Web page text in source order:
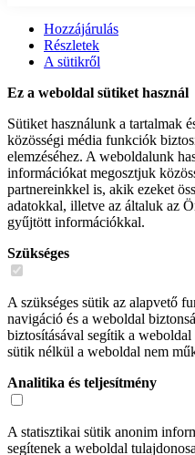
Hozzájárulás
Részletek
A sütikről
Ez a weboldal sütiket használ
Sütiket használunk a tartalmak
közösségi média funkciók
elemzéséhez. A weboldalunk
információkat megosztjuk
partnereinkkel is, akik ezeket
adatokkal, illetve az általuk az
gyűjtött információkkal.
Szükséges
A szükséges sütik az alapvető
navigáció és a weboldal
biztosításával segítik a
sütik nélkül a weboldal nem
Analitika és teljesítmény
A statisztikai sütik anonim
segítenek a weboldal